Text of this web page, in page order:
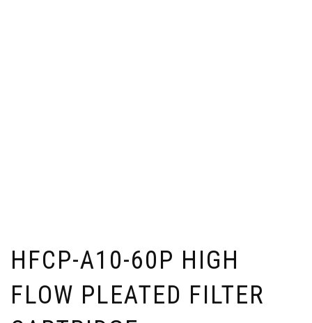
HFCP-A10-60P HIGH
FLOW PLEATED FILTER